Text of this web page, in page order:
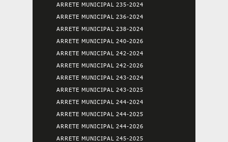
ARRETE MUNICIPAL 235-2024
ARRETE MUNICIPAL 236-2024
ARRETE MUNICIPAL 238-2024
ARRETE MUNICIPAL 240-2026
ARRETE MUNICIPAL 242-2024
ARRETE MUNICIPAL 242-2026
ARRETE MUNICIPAL 243-2024
ARRETE MUNICIPAL 243-2025
ARRETE MUNICIPAL 244-2024
ARRETE MUNICIPAL 244-2025
ARRETE MUNICIPAL 244-2026
ARRETE MUNICIPAL 245-2025